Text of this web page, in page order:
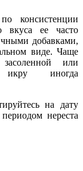
консистенции
вкуса ее часто
добавками,
виде. Чаще
или
икру иногда
на дату
нереста